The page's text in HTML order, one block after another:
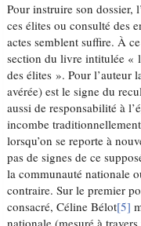
Pour instruire son dossier,
ces élites ou consulté des
actes semblent suffire. À
section du livre intitulée «
des élites ». Pour l’auteur
avérée) est le signe du
aussi de responsabilité à
incombe
lorsqu’on se reporte à
pas de signes de ce
la communauté nationale
contraire. Sur le premier
consacré, Céline Bélot[5]
nationale (mesuré à